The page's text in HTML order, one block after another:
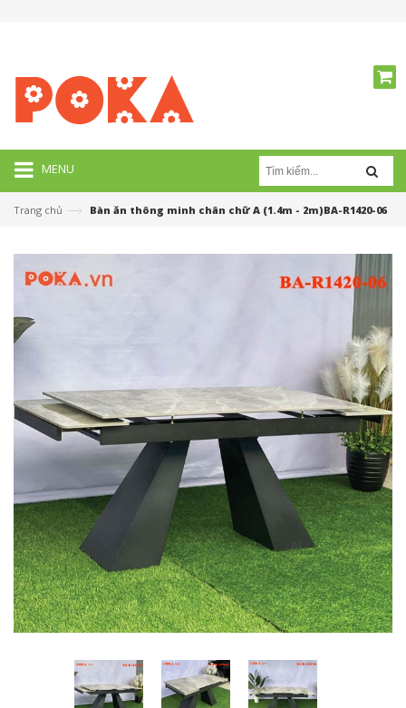
MENU
Trang chủ —› Bàn ăn thông minh chân chữ A (1.4m - 2m)BA-R1420-06